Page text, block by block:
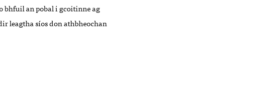
an pobal i gcoitinne ag
leagtha síos don athbheochan